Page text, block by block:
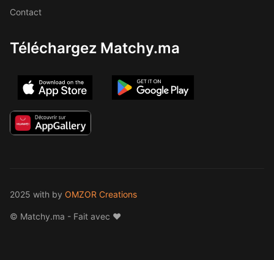
Contact
Téléchargez Matchy.ma
2025 with by OMZOR Creations
© Matchy.ma - Fait avec ❤️